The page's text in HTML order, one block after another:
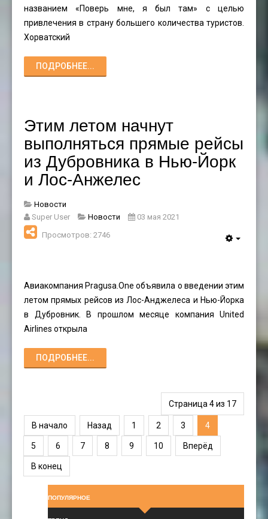
названием «Поверь мне, я был там» с целью
привлечения в страну большего количества туристов.
Хорватский
ПОДРОБНЕЕ...
Этим летом начнут
выполняться прямые рейсы
из Дубровника в Нью-Йорк
и Лос-Анжелес
Новости
Super User
Новости
03 мая 2021
Просмотров: 2746
Авиакомпания Pragusa.One объявила о введении этим
летом прямых рейсов из Лос-Анджелеса и Нью-Йорка
в Дубровник. В прошлом месяце компания United
Airlines открыла
ПОДРОБНЕЕ...
Страница 4 из 17
В начало Назад 1 2 3 4
5 6 7 8 9 10 Вперёд
В конец
ПОПУЛЯРНОЕ